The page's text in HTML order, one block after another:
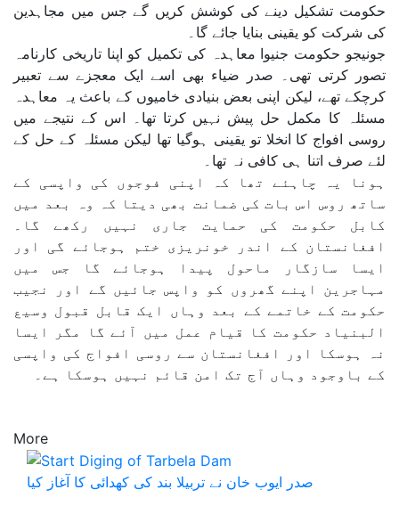
حکومت تشکیل دینے کی کوشش کریں گے جس میں مجاہدین
کی شرکت کو یقینی بنایا جائے گا۔
جونیجو حکومت جنیوا معاہدہ کی تکمیل کو اپنا تاریخی کارنامہ
تصور کرتی تھی۔ صدر ضیاء بھی اسے ایک معجزے سے تعبیر
کرچکے تھے، لیکن اپنی بعض بنیادی خامیوں کے باعث یہ معاہدہ
مسئلہ کا مکمل حل پیش نہیں کرتا تھا۔ اس کے نتیجے میں
روسی افواج کا انخلا تو یقینی ہوگیا تھا لیکن مسئلہ کے حل کے
لئے صرف اتنا ہی کافی نہ تھا۔
ہونا یہ چاہئے تھا کہ اپنی فوجوں کی واپسی کے
ساتھ روس اس بات کی ضمانت بھی دیتا کہ وہ بعد میں
کابل حکومت کی حمایت جاری نہیں رکھے گا۔
افغانستان کے اندر خونریزی ختم ہوجائے گی اور
ایسا سازگار ماحول پیدا ہوجائے گا جس میں
مہاجرین اپنے گھروں کو واپس جائیں گے اور نجیب
حکومت کے خاتمے کے بعد وہاں ایک قابل قبول وسیع
البنیاد حکومت کا قیام عمل میں آئے گا مگر ایسا
نہ ہوسکا اور افغانستان سے روسی افواج کی واپسی
کے باوجود وہاں آج تک امن قائم نہیں ہوسکا ہے۔
More
صدر ایوب خان نے تربیلا بند کی کھدائی کا آغاز کیا